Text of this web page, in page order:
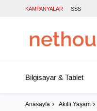
KAMPANYALAR SSS
Bilgisayar & Tablet
Anasayfa Akıllı Yaşam